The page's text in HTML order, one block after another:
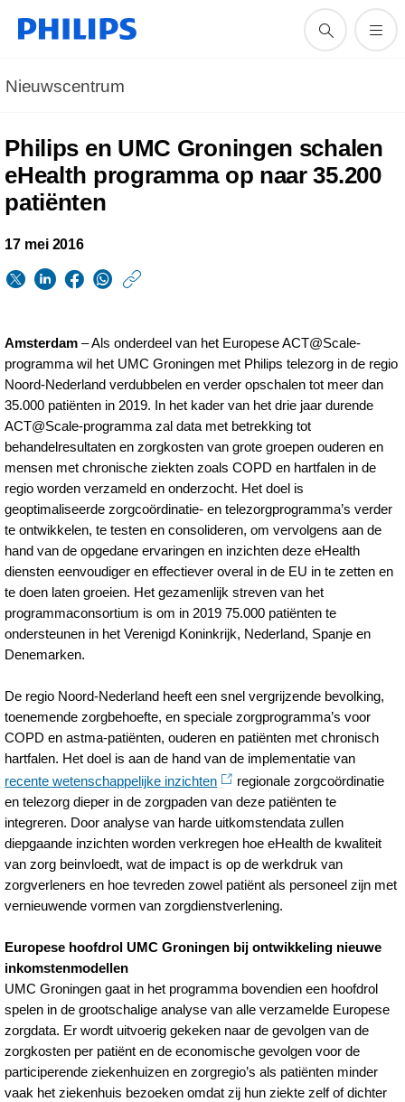
Nieuwscentrum
Philips en UMC Groningen schalen
eHealth programma op naar 35.200
patiënten
17 mei 2016
philips-
en-
umc-
groningen-
schalen-
ehealth-
programma-
op-
naar-
35200-
patienten.html
Amsterdam – Als onderdeel van het Europese ACT@Scale-
programma wil het UMC Groningen met Philips telezorg in de regio
Noord-Nederland verdubbelen en verder opschalen tot meer dan
35.000 patiënten in 2019. In het kader van het drie jaar durende
ACT@Scale-programma zal data met betrekking tot
behandelresultaten en zorgkosten van grote groepen ouderen en
mensen met chronische ziekten zoals COPD en hartfalen in de
regio worden verzameld en onderzocht. Het doel is
geoptimaliseerde zorgcoördinatie- en telezorgprogramma’s verder
te ontwikkelen, te testen en consolideren, om vervolgens aan de
hand van de opgedane ervaringen en inzichten deze eHealth
diensten eenvoudiger en effectiever overal in de EU in te zetten en
te doen laten groeien. Het gezamenlijk streven van het
programmaconsortium is om in 2019 75.000 patiënten te
ondersteunen in het Verenigd Koninkrijk, Nederland, Spanje en
Denemarken.
De regio Noord-Nederland heeft een snel vergrijzende bevolking,
toenemende zorgbehoefte, en speciale zorgprogramma’s voor
COPD en astma-patiënten, ouderen en patiënten met chronisch
hartfalen. Het doel is aan de hand van de implementatie van
recente wetenschappelijke inzichten
regionale zorgcoördinatie
en telezorg dieper in de zorgpaden van deze patiënten te
integreren. Door analyse van harde uitkomstendata zullen
diepgaande inzichten worden verkregen hoe eHealth de kwaliteit
van zorg beinvloedt, wat de impact is op de werkdruk van
zorgverleners en hoe tevreden zowel patiënt als personeel zijn met
vernieuwende vormen van zorgdienstverlening.
Europese hoofdrol UMC Groningen bij ontwikkeling nieuwe
inkomstenmodellen
UMC Groningen gaat in het programma bovendien een hoofdrol
spelen in de grootschalige analyse van alle verzamelde Europese
zorgdata. Er wordt uitvoerig gekeken naar de gevolgen van de
zorgkosten per patiënt en de economische gevolgen voor de
participerende ziekenhuizen en zorgregio’s als patiënten minder
vaak het ziekenhuis bezoeken omdat zij hun ziekte zelf of dichter